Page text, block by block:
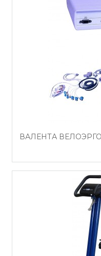
ВАЛЕНТА